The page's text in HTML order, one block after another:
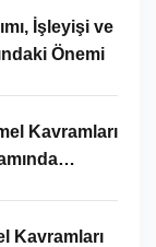
İşleyişi ve
Önemi
Kavramları
Kavramları